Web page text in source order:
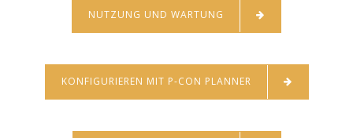
NUTZUNG UND WARTUNG
KONFIGURIEREN MIT P-CON PLANNER